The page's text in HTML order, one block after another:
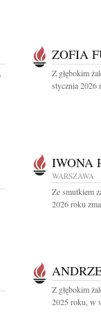
ZOFIA
Z głębokim
stycznia 2026
IWONA
WARSZAWA
Ze smutkiem
2026 roku
Z głębokim
2025 roku, w